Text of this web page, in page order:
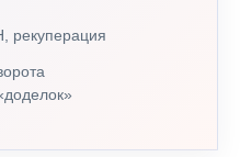
рекуперация